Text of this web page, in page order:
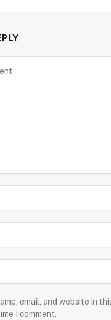
email, and website in
I comment.